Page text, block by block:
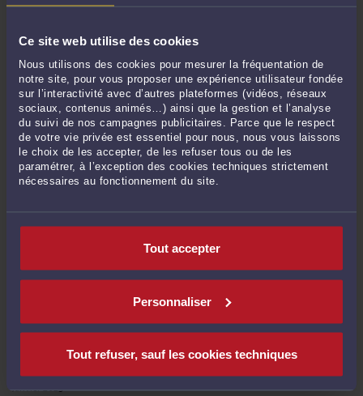
Ce site web utilise des cookies
Nous utilisons des cookies pour mesurer la fréquentation de
notre site, pour vous proposer une expérience utilisateur fondée
sur l’interactivité avec d’autres plateformes (vidéos, réseaux
sociaux, contenus animés…) ainsi que la gestion et l’analyse
du suivi de nos campagnes publicitaires. Parce que le respect
de votre vie privée est essentiel pour nous, nous vous laissons
le choix de les accepter, de les refuser tous ou de les
paramétrer, à l’exception des cookies techniques strictement
nécessaires au fonctionnement du site.
Tout accepter
Personnaliser
Tout refuser, sauf les cookies techniques
Voir toutes ses publications
RECHERCHE
Publié du au
ARCHIVES
Septembre 2025
Janvier 2025
Janvier 2023